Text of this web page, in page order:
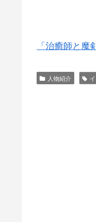
「治癒師と
人物紹介